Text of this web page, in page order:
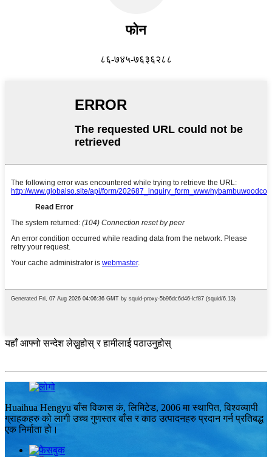
फोन
८६-७४५-७६३६२८८
यहाँ आफ्नो सन्देश लेख्नुहोस् र हामीलाई पठाउनुहोस्
Huaihua Hengyu बाँस विकास कं, लिमिटेड, 2006 मा स्थापित, विश्वव्यापी
ग्राहकहरु को लागी उच्च गुणस्तर बाँस र काठ उत्पादनहरु प्रदान गर्न प्रतिबद्ध
एक निर्माता हो।